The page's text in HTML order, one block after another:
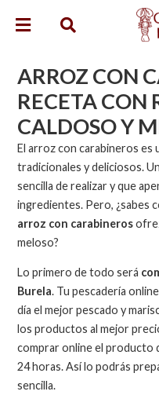
ARROZ CON
RECETA CON
CALDOSO Y
El arroz con carabineros es
tradicionales y deliciosos.
sencilla de realizar y que
ingredientes. Pero, ¿sabes
arroz con carabineros
meloso?
Lo primero de todo será
Burela. Tu pescadería
día el mejor pescado y
los productos al mejor
comprar online el producto
24 horas. Así lo podrás
sencilla.